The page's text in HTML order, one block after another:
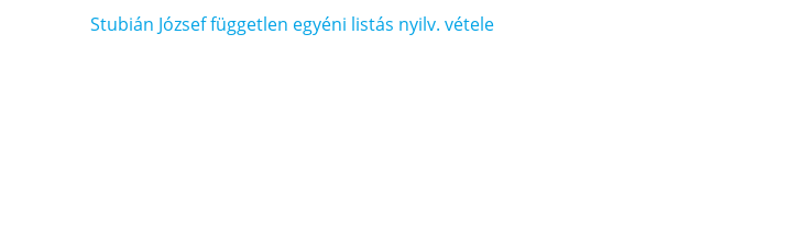
Bejegyzés
Stubián József független egyéni listás nyilv. vétele